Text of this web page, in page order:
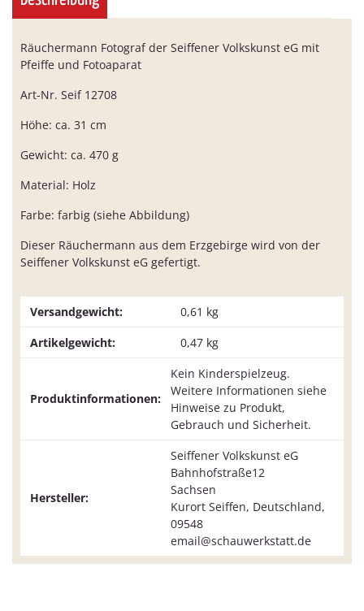
Räuchermann Fotograf der Seiffener Volkskunst eG mit
Pfeiffe und Fotoaparat
Art-Nr. Seif 12708
Höhe: ca. 31 cm
Gewicht: ca. 470 g
Material: Holz
Farbe: farbig (siehe Abbildung)
Dieser Räuchermann aus dem Erzgebirge wird von der
Seiffener Volkskunst eG gefertigt.
Versandgewicht:
0,61 kg
Artikelgewicht:
0,47 kg
Produktinformationen:
Kein Kinderspielzeug.
Weitere Informationen siehe
Hinweise zu Produkt,
Gebrauch und Sicherheit.
Hersteller:
Seiffener Volkskunst eG
Bahnhofstraße12
Sachsen
Kurort Seiffen, Deutschland,
09548
email@schauwerkstatt.de